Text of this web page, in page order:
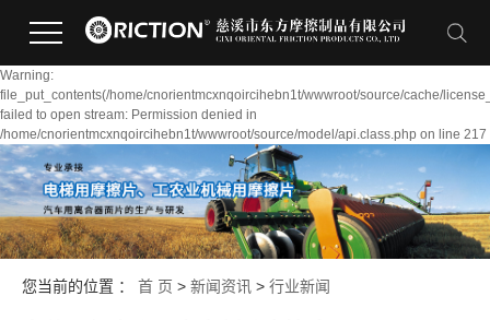
Warning:
file_put_contents(/home/cnorientmcxnqoircihebn1t/wwwroot/source/cache/
failed to open stream: Permission denied in
/home/cnorientmcxnqoircihebn1t/wwwroot/source/model/api.class.php on line 217
您当前的位置 ： 首 页 > 新闻资讯 > 行业新闻